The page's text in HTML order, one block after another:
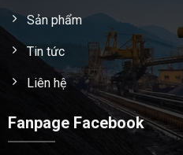
Sản phẩm
Tin tức
Liên hệ
Fanpage Facebook